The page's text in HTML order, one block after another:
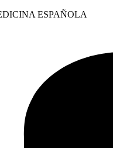
ESPAÑOLA